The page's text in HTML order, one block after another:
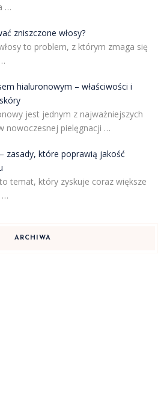
…
zniszczone włosy?
to problem, z którym zmaga się
hialuronowym – właściwości i
jest jednym z najważniejszych
nowoczesnej pielęgnacji …
zasady, które poprawią jakość
temat, który zyskuje coraz większe
…
ARCHIWA